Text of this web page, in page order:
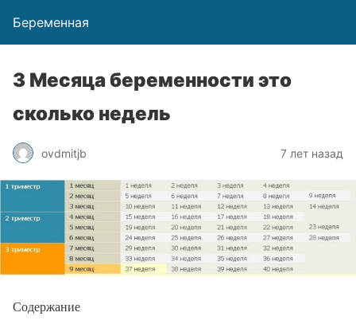
Беременная
3 Месяца беременности это
сколько недель
ovdmitjb 7 лет назад
Содержание